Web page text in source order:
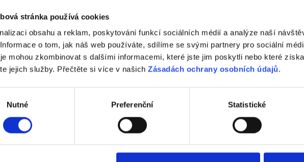
stránka používá cookies
obsahu a reklam, poskytování funkcí sociálních médií a analýze naší
o tom, jak náš web používáte, sdílíme se svými partnery pro sociální
mohou zkombinovat s dalšími informacemi, které jste jim poskytli nebo které
jejich služby. Přečtěte si více v našich Zásadách ochrany osobních údajů.
Nutné Preferenční Statistické
Renoton 11 - Engoba červená Renoton 11 - Engoba
Reference Tondach